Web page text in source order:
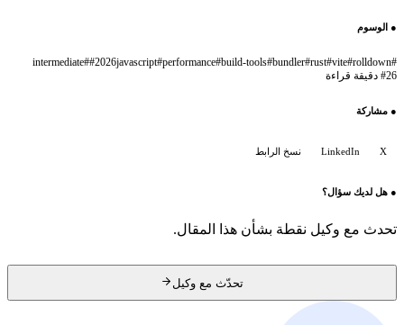
●الوسوم
rolldown
#
vite
#
rust
#
bundler
#
build-tools
#
performance
#
javascript
#2026
#
intermediate
#26 دقيقة قراءة
●مشاركة
LinkedIn نسخ الرابط
●هل لديك سؤال؟
تحدث مع وكيل نقطة بشأن هذا المقال.
تحدّث مع وكيل